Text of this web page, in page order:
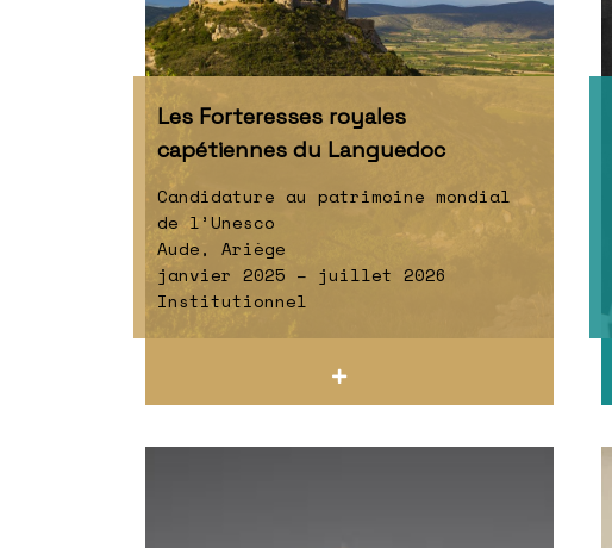
Les Forteresses royales
capétiennes du Languedoc
Candidature au patrimoine mondial
de l’Unesco
Aude, Ariège
janvier 2025 – juillet 2026
Institutionnel